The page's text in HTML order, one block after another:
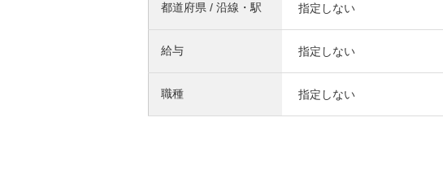
i
都道府県 / 沿線・駅 指定しない
給与 指定しない
職種 指定しない